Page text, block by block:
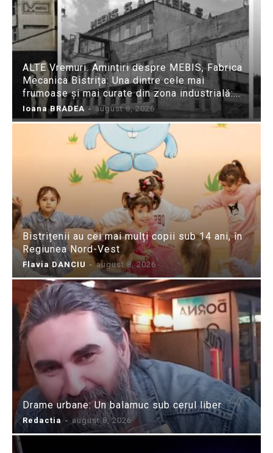
ALTE Vremuri. Amintiri despre MEBIS, Fabrica
Mecanica Bistrița: Una dintre cele mai
frumoase și mai curate din zona industrială:...
Ioana BRADEA - august 8, 2026
Bistrițenii au cei mai mulți copii sub 14 ani, în
Regiunea Nord-Vest
Flavia DANCIU - august 8, 2026
Drame urbane: Un balamuc sub cerul liber
Redactia - august 8, 2026